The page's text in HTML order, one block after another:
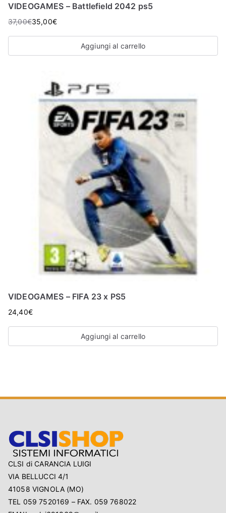
VIDEOGAMES – Battlefield 2042 ps5
37,00€35,00€
Aggiungi al carrello
VIDEOGAMES – FIFA 23 x PS5
24,40€
Aggiungi al carrello
CLSI di CARANCIA LUIGI
VIA BELLUCCI 4/1
41058 VIGNOLA (MO)
TEL 059 7520169 – FAX. 059 768022